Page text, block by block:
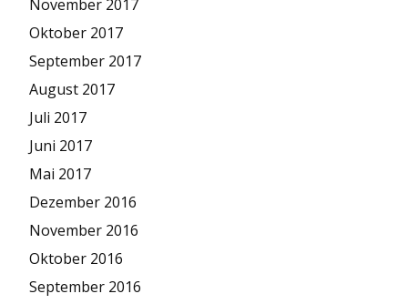
November 2017
Oktober 2017
September 2017
August 2017
Juli 2017
Juni 2017
Mai 2017
Dezember 2016
November 2016
Oktober 2016
September 2016